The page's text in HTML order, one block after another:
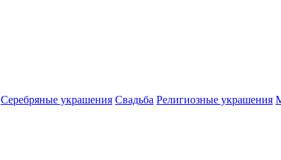
Серебряные украшения Свадьба Религиозные украшения